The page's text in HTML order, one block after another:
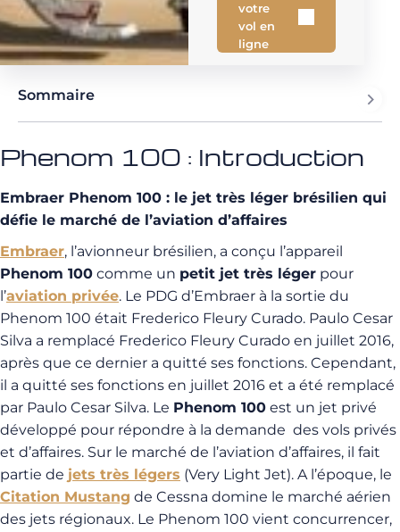
votre
vol en
ligne
Sommaire
Phenom 100 : Introduction
Embraer Phenom 100 : le jet très léger brésilien qui
défie le marché de l’aviation d’affaires
Embraer, l’avionneur brésilien, a conçu l’appareil
Phenom 100 comme un petit jet très léger pour
l’aviation privée. Le PDG d’Embraer à la sortie du
Phenom 100 était Frederico Fleury Curado. Paulo Cesar
Silva a remplacé Frederico Fleury Curado en juillet 2016,
après que ce dernier a quitté ses fonctions. Cependant,
il a quitté ses fonctions en juillet 2016 et a été remplacé
par Paulo Cesar Silva. Le Phenom 100 est un jet privé
développé pour répondre à la demande des vols privés
et d’affaires. Sur le marché de l’aviation d’affaires, il fait
partie de jets très légers (Very Light Jet). A l’époque, le
Citation Mustang de Cessna domine le marché aérien
des jets régionaux. Le Phenom 100 vient concurrencer,